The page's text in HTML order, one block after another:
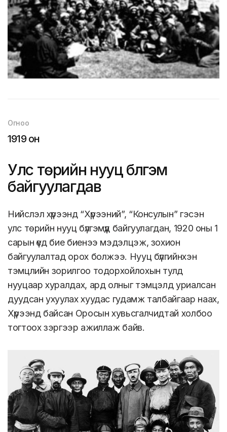
Огноо
1919 он
Улс төрийн нууц бүлгэм
байгуулагдав
Нийслэл хүрээнд “Хүрээний”, “Консулын” гэсэн
улс төрийн нууц бүлгэмүүд байгуулагдан, 1920 оны 1
сарын үед бие биенээ мэдэлцэж, зохион
байгуулалтад орох болжээ. Нууц бүлгийнхэн
тэмцлийн зорилгоо тодорхойлохын тулд
нууцаар хуралдах, ард олныг тэмцэлд уриалсан
дуудсан ухуулах хуудас гудамж талбайгаар наах,
Хүрээнд байсан Оросын хувьсгалчидтай холбоо
тогтоох зэргээр ажиллаж байв.